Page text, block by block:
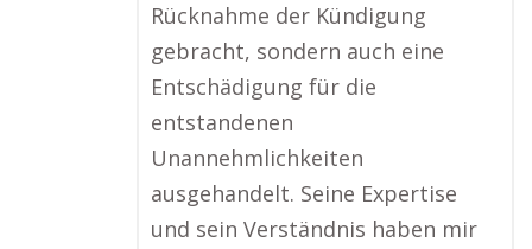
Rücknahme der Kündigung
gebracht, sondern auch eine
Entschädigung für die
entstandenen
Unannehmlichkeiten
ausgehandelt. Seine Expertise
und sein Verständnis haben mir